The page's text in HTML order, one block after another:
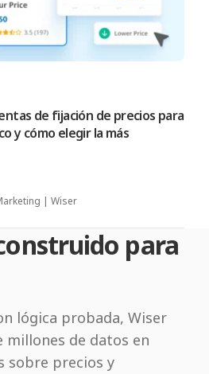
de fijación de precios para
y cómo elegir la más
| Wiser
para
lógica probada, Wiser
millones de datos en
sobre precios y